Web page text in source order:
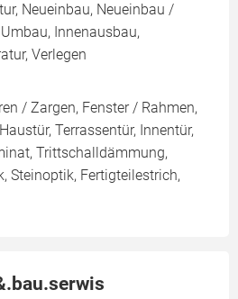
Neueinbau, Neueinbau /
Innenausbau,
Verlegen
/ Zargen, Fenster / Rahmen,
Terrassentür, Innentür,
Trittschalldämmung,
Steinoptik, Fertigteilestrich,